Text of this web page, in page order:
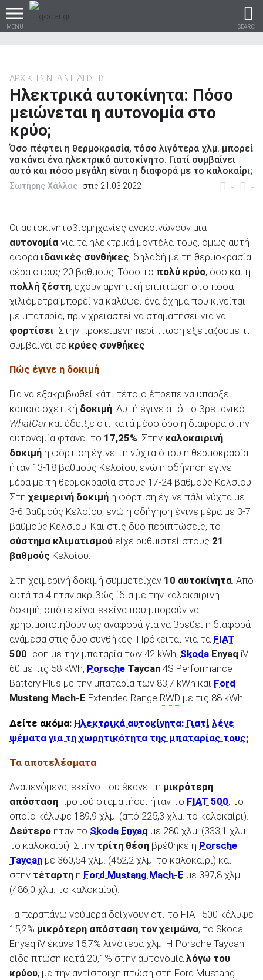
MENU SEARCH
Βρες τα πάντα για το
αυτοκίνητο!
βρες το!
Καινούρια
ΑΝΑΖΗΤΗΣΗ
Μεταχειρισμένα
ΑΝΑΖΗΤΗΣΗ
Επιχειρήσεις
ΑΡΧΙΚΗ ΝΕΑ ΕΙΔΗΣΕΙΣ
Ηλεκτρικά αυτοκίνητα: Πόσο
μειώνεται η αυτονομία στο
κρύο;
Όσο πέφτει η θερμοκρασία, τόσο λιγότερα χλμ. μπορεί
να κάνει ένα ηλεκτρικό αυτοκίνητο. Γιατί συμβαίνει
αυτό και πόσο μεγάλη είναι η διαφορά με το καλοκαίρι;
- -
Σωτήρης Χάλλας στις 21.03.2022
Οι αυτοκινητοβιομηχανίες ανακοινώνουν μια
αυτονομία για τα ηλεκτρικά μοντέλα τους, όμως αυτή
αφορά ιδανικές συνθήκες, δηλαδή με τη θερμοκρασία
αέρα στους 20 βαθμούς. Τόσο το πολύ κρύο, όσο και η
πολλή ζέστη, έχουν αρνητική επίπτωση στο πόσα
χιλιόμετρα μπορεί να καλύψει ένα όχημα που κινείται
με μπαταρία, πριν χρειαστεί να σταματήσει για να
φορτίσει . Στην προκειμένη περίπτωση εξετάζουμε τι
συμβαίνει σε κρύες συνθήκες
Πώς έγινε η δοκιμή
Για να εξακριβωθεί κάτι τέτοιο έπρεπε να υπάρξει
κάποια σχετική δοκιμή. Αυτή έγινε από το βρετανικό
WhatCarκαι έδειξε ότι κατά μέσο όρο η διαφορά στην
αυτονομία φτάνει το 17,25%. Στην καλοκαιρινή
δοκιμή η φόρτιση έγινε τη νύχτα όπου η θερμοκρασία
ήταν 13-18 βαθμούς Κελσίου, ενώ η οδήγηση έγινε
μέρα με τη θερμοκρασία στους 17-24 βαθμούς Κελσίου.
Στη χειμερινή δοκιμή η φόρτιση έγινε πάλι νύχτα με
3-6 βαθμούς Κελσίου, ενώ η οδήγηση έγινε μέρα με 3-7
βαθμούς Κελσίου. Και στις δύο περιπτώσεις, το
σύστημα κλιματισμού είχε ρυθμιστεί στους 21
βαθμούς Κελσίου.
Στη χειμερινή δοκιμή συμμετείχαν 10 αυτοκίνητα . Από
αυτά τα 4 ήταν ακριβώς ίδια με την καλοκαιρινή
δοκιμή, οπότε είναι εκείνα που μπορούν να
χρησιμοποιηθούν ως αναφορά για να βρεθεί η διαφορά
ανάμεσα στις δύο συνθήκες. Πρόκειται για τα FIAT
500 Icon με την μπαταρία των 42 kWh, Skoda Enyaq iV
60 με τις 58 kWh, Porsche Taycan 4S Performance
Battery Plus με την μπαταρία των 83,7 kWh και Ford
Mustang Mach-E Extended Range RWD με τις 88 kWh.
Δείτε ακόμα: Ηλεκτρικά αυτοκίνητα: Γιατί λένε
ψέματα για τη χωρητικότητα της μπαταρίας τους;
Τα αποτελέσματα
Αναμενόμενα, εκείνο που έκανε τη μικρότερη
απόσταση προτού σταματήσει ήταν το FIAT 500, το
οποίο κάλυψε 189,9 χλμ. (από 225,3 χλμ. το καλοκαίρι).
Δεύτερο ήταν το Skoda Enyaq με 280 χλμ. (333,1 χλμ.
το καλοκαίρι). Στην τρίτη θέση βρέθηκε η Porsche
Taycan με 360,54 χλμ. (452,2 χλμ. το καλοκαίρι) και
στην τέταρτη η Ford Mustang Mach-E με 397,8 χλμ.
(486,0 χλμ. το καλοκαίρι).
Τα παραπάνω νούμερα δείχνουν ότι το FIAT 500 κάλυψε
15,2% μικρότερη απόσταση τον χειμώνα, το Skoda
Enyaq iV έκανε 15,7% λιγότερα χλμ. Η Porsche Taycan
είδε πτώση κατά 20,1% στην αυτονομίαλόγω του
κρύου, με την αντίστοιχη πτώση στη Ford Mustang